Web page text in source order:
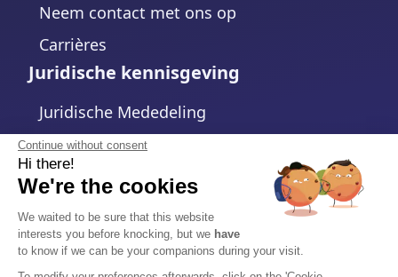
Continue without consent
Hi there!
We're the cookies
We waited to be sure that this website
interests you before knocking, but we have
to know if we can be your companions during your visit.
Neem contact met ons op
Carrières
Juridische kennisgeving
Juridische Mededeling
Privacybeleid
Cookiebeleid
Cookie-instellingen wijzigen
Algemene voorwaarden
Gegevensverwerkingsovereenkomst